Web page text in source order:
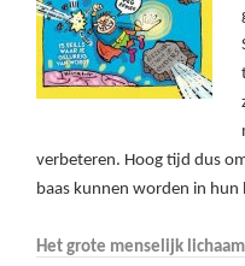
verbeteren. Hoog tijd dus
baas kunnen worden in hun
Het grote menselijk lichaam